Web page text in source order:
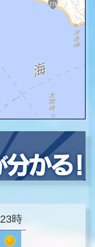
23時